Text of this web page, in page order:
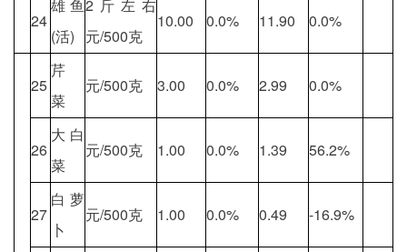
24
雄 鱼
(活)
2斤左右
元/500克
10.00 0.0% 11.90 0.0%
25
芹
菜
元/500克 3.00 0.0% 2.99 0.0%
26
大白
菜
元/500克 1.00 0.0% 1.39 56.2%
27
白萝
卜
元/500克 1.00 0.0% 0.49 -16.9%